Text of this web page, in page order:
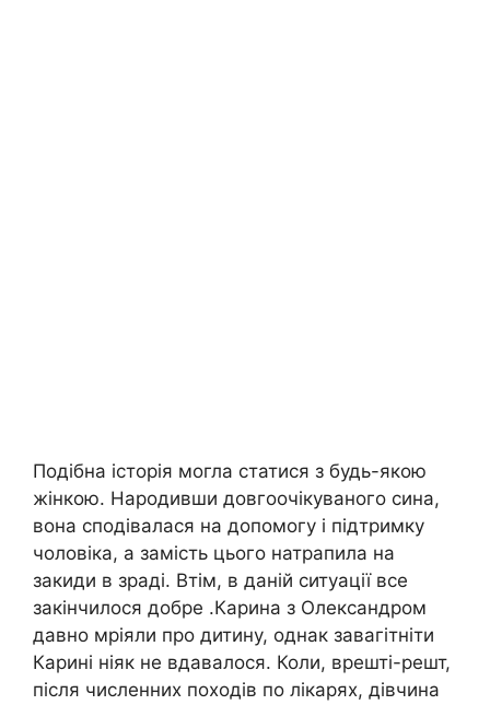
Подібна історія могла статися з будь-якою
жінкою. Народивши довгоочікуваного сина,
вона сподівалася на допомогу і підтримку
чоловіка, а замість цього натрапила на
закиди в зраді. Втім, в даній ситуації все
закінчилося добре .Карина з Олександром
давно мріяли про дитину, однак завагітніти
Карині ніяк не вдавалося. Коли, врешті-решт,
після численних походів по лікарях, дівчина